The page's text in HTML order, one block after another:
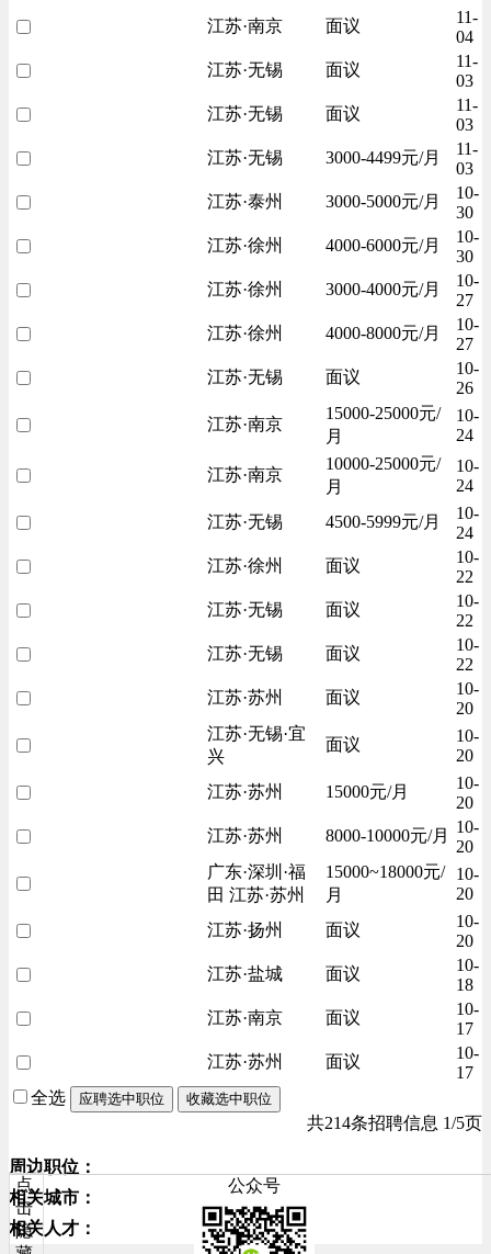
江苏·南京
面议
11-
04
江苏·无锡
面议
11-
03
江苏·无锡
面议
11-
03
江苏·无锡
3000-4499元/月
11-
03
江苏·泰州
3000-5000元/月
10-
30
江苏·徐州
4000-6000元/月
10-
30
江苏·徐州
3000-4000元/月
10-
27
江苏·徐州
4000-8000元/月
10-
27
江苏·无锡
面议
10-
26
江苏·南京
15000-25000元/
月
10-
24
江苏·南京
10000-25000元/
月
10-
24
江苏·无锡
4500-5999元/月
10-
24
江苏·徐州
面议
10-
22
江苏·无锡
面议
10-
22
江苏·无锡
面议
10-
22
江苏·苏州
面议
10-
20
江苏·无锡·宜
兴
面议
10-
20
江苏·苏州
15000元/月
10-
20
江苏·苏州
8000-10000元/月
10-
20
广东·深圳·福
田 江苏·苏州
15000~18000元/
月
10-
20
江苏·扬州
面议
10-
20
江苏·盐城
面议
10-
18
江苏·南京
面议
10-
17
江苏·苏州
面议
10-
17
全选
应聘选中职位 收藏选中职位
共214条招聘信息 1/5页
周边职位：
相关城市：
相关人才：
点
击
隐
公众号